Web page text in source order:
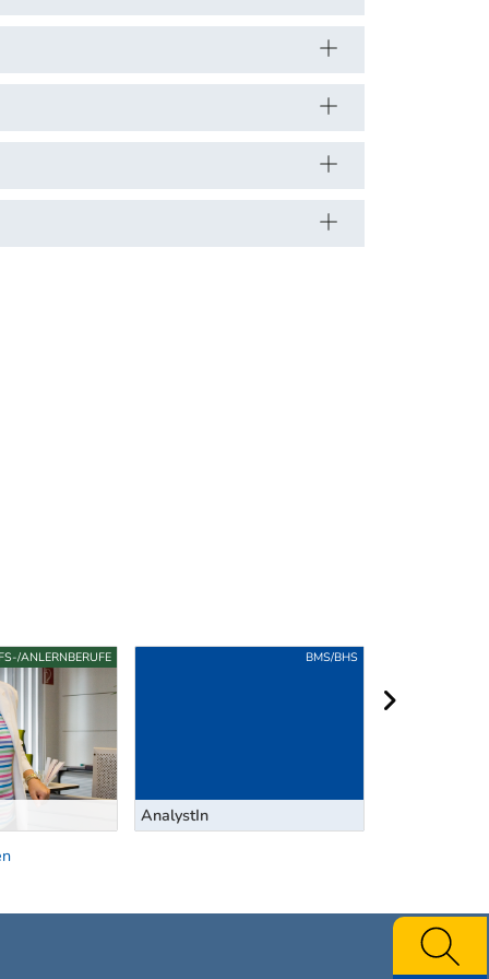
ANLERNBERUFE
AnalystIn
BMS/BHS